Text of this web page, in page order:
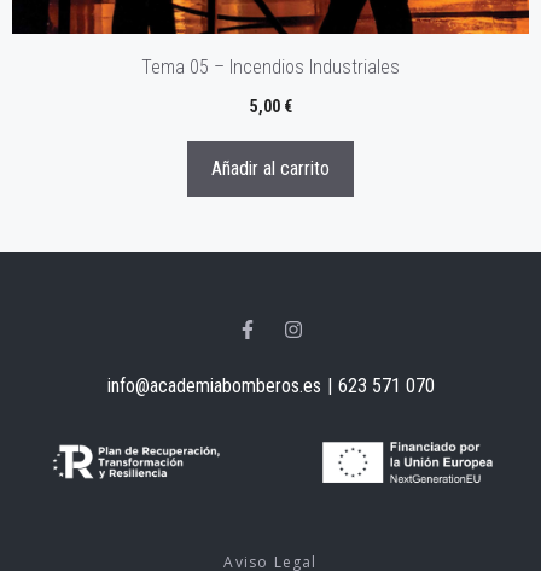
Tema 05 – Incendios Industriales
5,00 €
Añadir al carrito
info@academiabomberos.es | 623 571 070
Aviso Legal